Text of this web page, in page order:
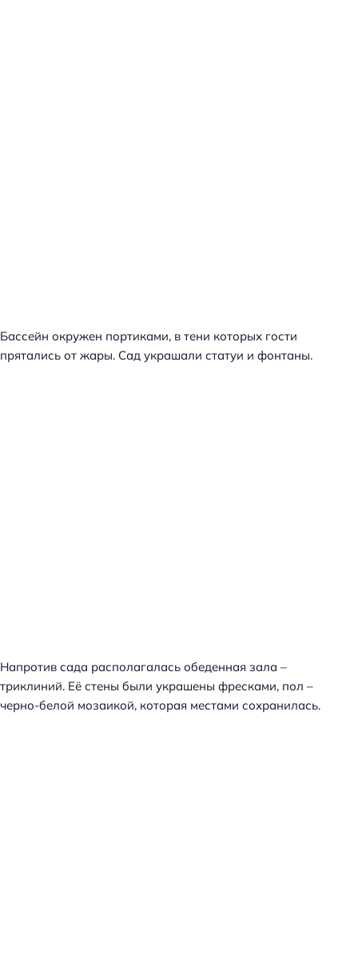
Бассейн окружен портиками, в тени которых гости
прятались от жары. Сад украшали статуи и фонтаны.
Напротив сада располагалась обеденная зала –
триклиний. Её стены были украшены фресками, пол –
черно-белой мозаикой, которая местами сохранилась.